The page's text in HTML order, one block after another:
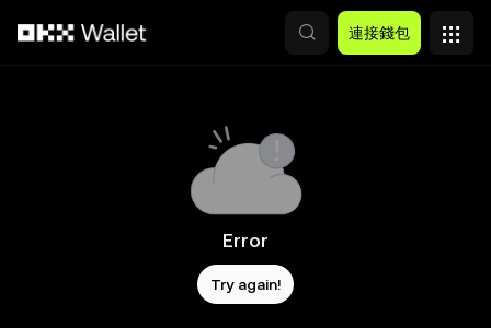
連接錢包
Error
Try again!